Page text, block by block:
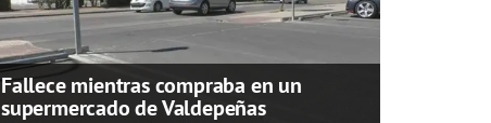
Fallece mientras compraba en un
supermercado de Valdepeñas